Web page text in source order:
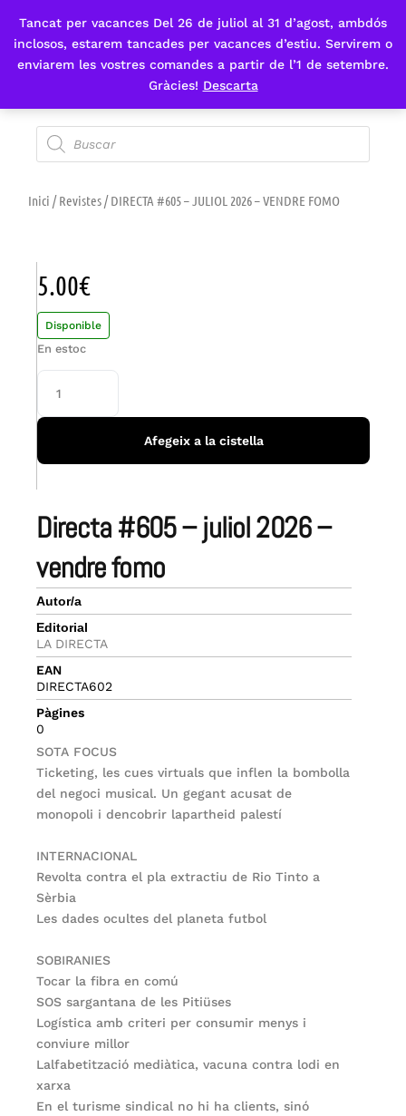
Tancat per vacances Del 26 de juliol al 31 d’agost, ambdós
inclosos, estarem tancades per vacances d’estiu. Servirem o
enviarem les vostres comandes a partir de l’1 de setembre.
Gràcies! Descarta
Fes-te'n sòcia
Inici /Revistes/ DIRECTA #605 – JULIOL 2026 – VENDRE FOMO
directa #605 – juliol 2026 –
vendre fomo
Autor/a
Editorial
LA DIRECTA
EAN
DIRECTA602
Pàgines
0
SOTA FOCUS
Ticketing, les cues virtuals que inflen la bombolla
del negoci musical. Un gegant acusat de
monopoli i dencobrir lapartheid palestí
INTERNACIONAL
Revolta contra el pla extractiu de Rio Tinto a
Sèrbia
Les dades ocultes del planeta futbol
SOBIRANIES
Tocar la fibra en comú
SOS sargantana de les Pitiüses
Logística amb criteri per consumir menys i
conviure millor
Lalfabetització mediàtica, vacuna contra lodi en
xarxa
En el turisme sindical no hi ha clients, sinó
5.00€
Disponible
En estoc
Afegeix a la cistella